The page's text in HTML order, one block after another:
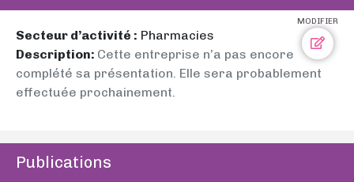
MODIFIER
Secteur d’activité : Pharmacies
Description: Cette entreprise n’a pas encore
complété sa présentation. Elle sera probablement
effectuée prochainement.
Publications